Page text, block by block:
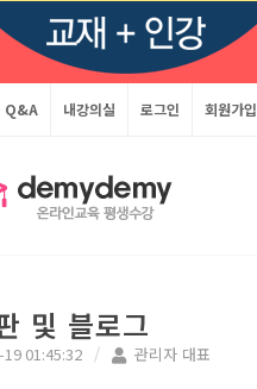
Q&A 내강의실 로그인 회원가입
및 블로그
01:45:32 관리자 대표